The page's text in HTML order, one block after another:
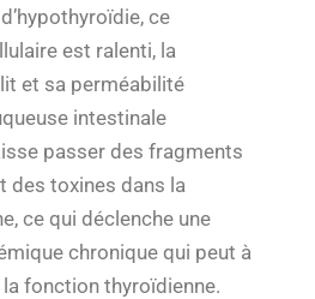
ce
est ralenti, la
et sa perméabilité
intestinale
passer des fragments
des toxines dans la
ce qui déclenche une
chronique qui peut à
fonction thyroïdienne.